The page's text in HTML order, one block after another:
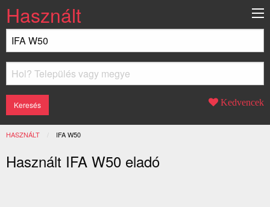
Használt
Kedvencek
HASZNÁLT JELENLEGI:
IFA W50
Használt IFA W50 eladó